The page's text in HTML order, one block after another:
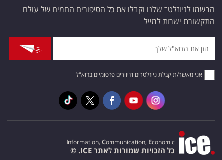
הרשמו לניוזלטר שלנו וקבלו את כל הסיפורים החמים של עולם
התקשורת ישרות למייל
אני מאשר/ת קבלת ניוזלטרים ודיוורים פרסומיים בדוא"ל
Information, Communication, Economic
כל הזכויות שמורות לאתר ICE. ©